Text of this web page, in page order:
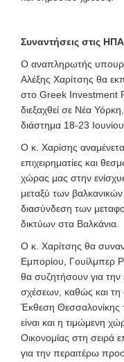
Συναντήσεις στις
Ο αναπληρωτής
Αλέξης Χαρίτσης θα
στο Greek Investment
διεξαχθεί σε Νέα
διάστημα 18-23
Ο κ. Χαρίσης
επιχειρηματίες και
χώρας μας στην
μεταξύ των
διασύνδεση των
δικτύων στα Βαλκάνια.
Ο κ. Χαρίτσης θα
Εμπορίου, Γουίλμπερ
θα συζητήσουν για την
σχέσεων, καθώς και
Έκθεση Θεσσαλονίκης
είναι και η τιμώμενη
Οικονομίας στη σειρά
για την περαιτέρω